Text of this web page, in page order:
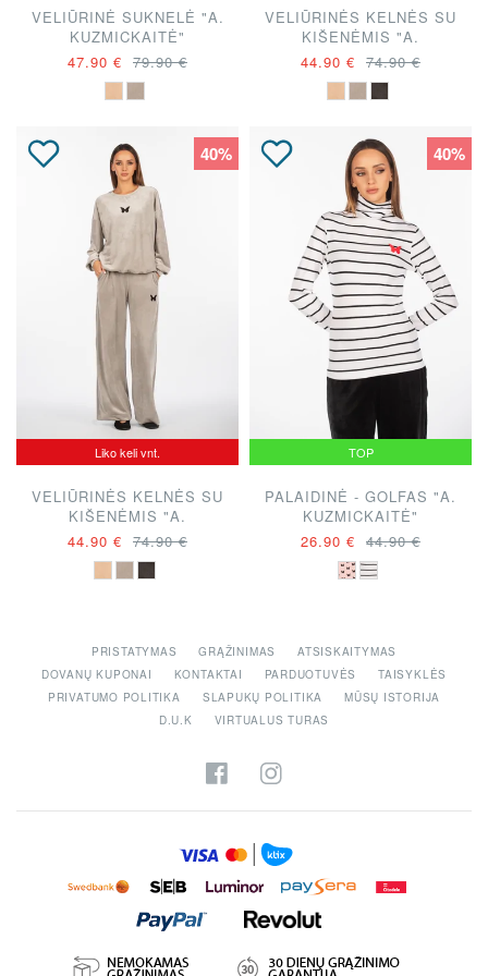
VELIŪRINĖ SUKNELĖ "A.
KUZMICKAITĖ"
47.90 € 79.90 €
VELIŪRINĖS KELNĖS SU
KIŠENĖMIS "A.
KUZMICKAITĖ"
44.90 € 74.90 €
40%
Liko keli vnt.
VELIŪRINĖS KELNĖS SU
KIŠENĖMIS "A.
KUZMICKAITĖ"
44.90 € 74.90 €
40%
TOP
PALAIDINĖ - GOLFAS "A.
KUZMICKAITĖ"
26.90 € 44.90 €
PRISTATYMAS GRĄŽINIMAS
ATSISKAITYMAS
DOVANŲ KUPONAI
KONTAKTAI PARDUOTUVĖS
TAISYKLĖS
PRIVATUMO POLITIKA
SLAPUKŲ POLITIKA
MŪSŲ ISTORIJA
D.U.K
VIRTUALUS TURAS